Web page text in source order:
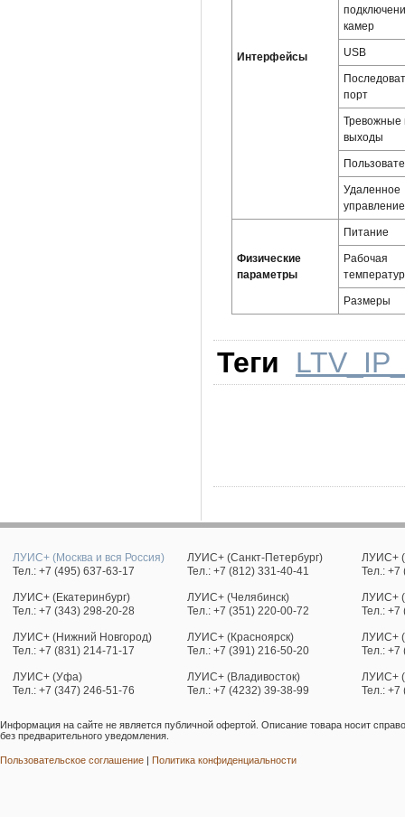
Интерфейсы
камер
USB
порт
Тревожные
выходы
Удаленное
управление
Физические
параметры
Питание
Рабочая
Размеры
Теги
ЛУИС+ (Москва и вся Россия)
Тел.: +7 (495) 637-63-17
ЛУИС+ (Санкт-Петербург)
Тел.: +7 (812) 331-40-41
ЛУИС+
Тел.: +7
ЛУИС+ (Екатеринбург)
Тел.: +7 (343) 298-20-28
ЛУИС+ (Челябинск)
Тел.: +7 (351) 220-00-72
ЛУИС+
Тел.: +7
ЛУИС+ (Нижний Новгород)
Тел.: +7 (831) 214-71-17
ЛУИС+ (Красноярск)
Тел.: +7 (391) 216-50-20
ЛУИС+
Тел.: +7
ЛУИС+ (Уфа)
Тел.: +7 (347) 246-51-76
ЛУИС+ (Владивосток)
Тел.: +7 (4232) 39-38-99
ЛУИС+
Тел.:
Информация на сайте не является публичной офертой. Описание товара носит
без предварительного уведомления.
Пользовательское соглашение | Политика конфиденциальности